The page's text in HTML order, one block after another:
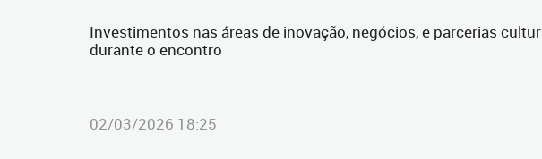
Investimentos nas áreas de inovação, negócios, e parcerias
durante o encontro
02/03/2026 18:25